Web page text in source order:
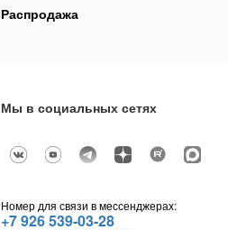
Распродажа
Мы в социальных сетях
Номер для связи в мессенджерах:
+7 926 539-03-28